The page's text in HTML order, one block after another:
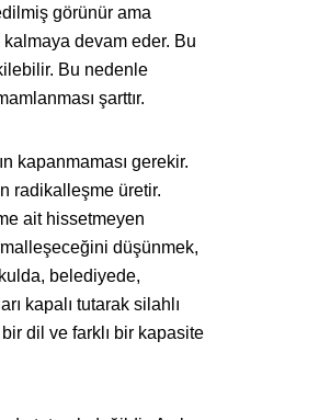
görünür ama
devam eder. Bu
Bu nedenle
şarttır.
kapanmaması gerekir.
radikalleşme üretir.
ait hissetmeyen
düşünmek,
belediyede,
kapalı tutarak silahlı
dil ve farklı bir kapasite